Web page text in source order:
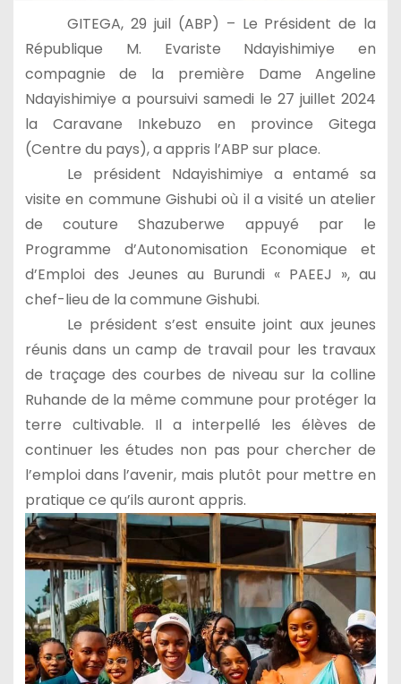
GITEGA, 29 juil (ABP) – Le Président de la
République M. Evariste Ndayishimiye en
compagnie de la première Dame Angeline
Ndayishimiye a poursuivi samedi le 27 juillet 2024
la Caravane Inkebuzo en province Gitega
(Centre du pays), a appris l’ABP sur place.
Le président Ndayishimiye a entamé sa
visite en commune Gishubi où il a visité un atelier
de couture Shazuberwe appuyé par le
Programme d’Autonomisation Economique et
d’Emploi des Jeunes au Burundi « PAEEJ », au
chef-lieu de la commune Gishubi.
Le président s’est ensuite joint aux jeunes
réunis dans un camp de travail pour les travaux
de traçage des courbes de niveau sur la colline
Ruhande de la même commune pour protéger la
terre cultivable. Il a interpellé les élèves de
continuer les études non pas pour chercher de
l’emploi dans l’avenir, mais plutôt pour mettre en
pratique ce qu’ils auront appris.